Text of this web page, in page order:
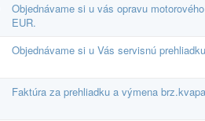
Objednávame si u vás opravu
EUR.
Objednávame si u Vás servisnú
Faktúra za prehliadku a výmena